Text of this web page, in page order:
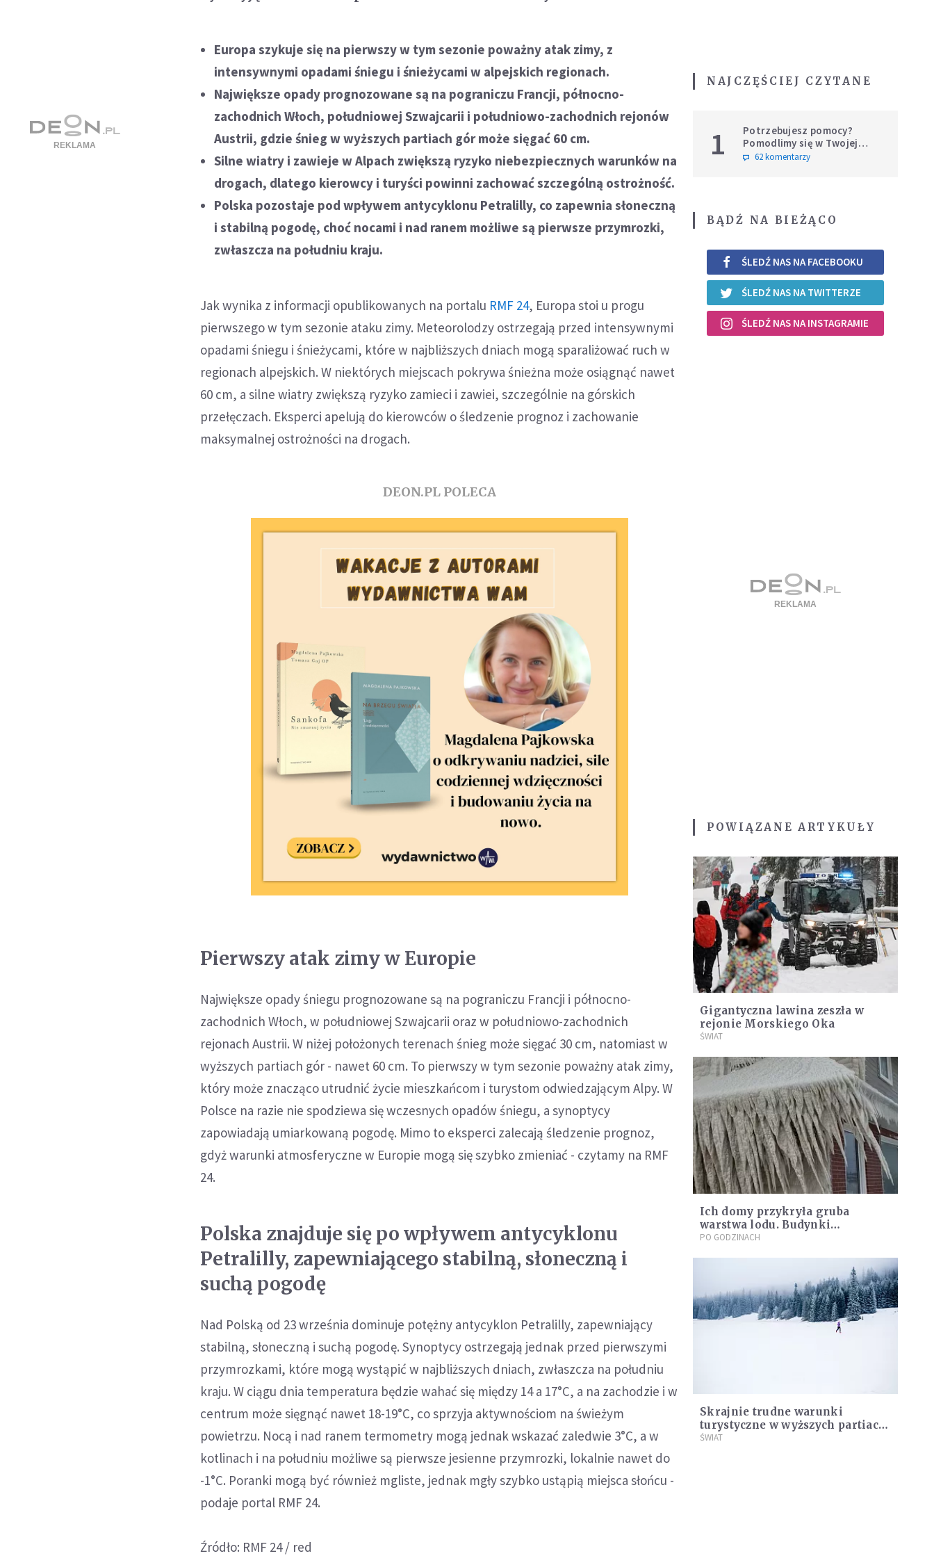
Europa szykuje się na pierwszy w tym sezonie poważny atak zimy, z
intensywnymi opadami śniegu i śnieżycami w alpejskich regionach.
Największe opady prognozowane są na pograniczu Francji, północno-
zachodnich Włoch, południowej Szwajcarii i południowo-zachodnich rejonów
Austrii, gdzie śnieg w wyższych partiach gór może sięgać 60 cm.
Silne wiatry i zawieje w Alpach zwiększą ryzyko niebezpiecznych warunków na
drogach, dlatego kierowcy i turyści powinni zachować szczególną ostrożność.
Polska pozostaje pod wpływem antycyklonu Petralilly, co zapewnia słoneczną
i stabilną pogodę, choć nocami i nad ranem możliwe są pierwsze przymrozki,
zwłaszcza na południu kraju.
Jak wynika z informacji opublikowanych na portalu RMF 24, Europa stoi u progu
pierwszego w tym sezonie ataku zimy. Meteorolodzy ostrzegają przed intensywnymi
opadami śniegu i śnieżycami, które w najbliższych dniach mogą sparaliżować ruch w
regionach alpejskich. W niektórych miejscach pokrywa śnieżna może osiągnąć nawet
60 cm, a silne wiatry zwiększą ryzyko zamieci i zawiei, szczególnie na górskich
przełęczach. Eksperci apelują do kierowców o śledzenie prognoz i zachowanie
maksymalnej ostrożności na drogach.
DEON.PL POLECA
Pierwszy atak zimy w Europie
Największe opady śniegu prognozowane są na pograniczu Francji i północno-
zachodnich Włoch, w południowej Szwajcarii oraz w południowo-zachodnich
rejonach Austrii. W niżej położonych terenach śnieg może sięgać 30 cm, natomiast w
wyższych partiach gór - nawet 60 cm. To pierwszy w tym sezonie poważny atak zimy,
który może znacząco utrudnić życie mieszkańcom i turystom odwiedzającym Alpy. W
Polsce na razie nie spodziewa się wczesnych opadów śniegu, a synoptycy
zapowiadają umiarkowaną pogodę. Mimo to eksperci zalecają śledzenie prognoz,
gdyż warunki atmosferyczne w Europie mogą się szybko zmieniać - czytamy na RMF
24.
Polska znajduje się po wpływem antycyklonu
Petralilly, zapewniającego stabilną, słoneczną i
suchą pogodę
Nad Polską od 23 września dominuje potężny antycyklon Petralilly, zapewniający
stabilną, słoneczną i suchą pogodę. Synoptycy ostrzegają jednak przed pierwszymi
przymrozkami, które mogą wystąpić w najbliższych dniach, zwłaszcza na południu
kraju. W ciągu dnia temperatura będzie wahać się między 14 a 17°C, a na zachodzie i w
centrum może sięgnąć nawet 18-19°C, co sprzyja aktywnościom na świeżym
powietrzu. Nocą i nad ranem termometry mogą jednak wskazać zaledwie 3°C, a w
kotlinach i na południu możliwe są pierwsze jesienne przymrozki, lokalnie nawet do
-1°C. Poranki mogą być również mgliste, jednak mgły szybko ustąpią miejsca słońcu -
podaje portal RMF 24.
Źródło: RMF 24 / red
NAJCZĘŚCIEJ CZYTANE
1
Potrzebujesz pomocy?
Pomodlimy się w Twojej
intencji
62 komentarzy
BĄDŹ NA BIEŻĄCO
ŚLEDŹ NAS NA FACEBOOKU
ŚLEDŹ NAS NA TWITTERZE
ŚLEDŹ NAS NA INSTAGRAMIE
POWIĄZANE ARTYKUŁY
Gigantyczna lawina zeszła w
rejonie Morskiego Oka
ŚWIAT
Ich domy przykryła gruba
warstwa lodu. Budynki
wyglądały jak lodowe rzeźby
PO GODZINACH
Skrajnie trudne warunki
turystyczne w wyższych partiach
Tatr
ŚWIAT